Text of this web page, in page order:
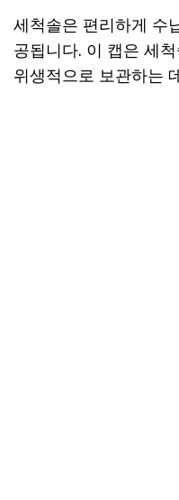
세척솔은 편리하게 수
공됩니다. 이 캡은 세
위생적으로 보관하는